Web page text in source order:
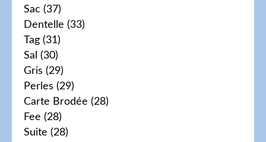
Sac (37)
Dentelle (33)
Tag (31)
Sal (30)
Gris (29)
Perles (29)
Carte Brodée (28)
Fee (28)
Suite (28)